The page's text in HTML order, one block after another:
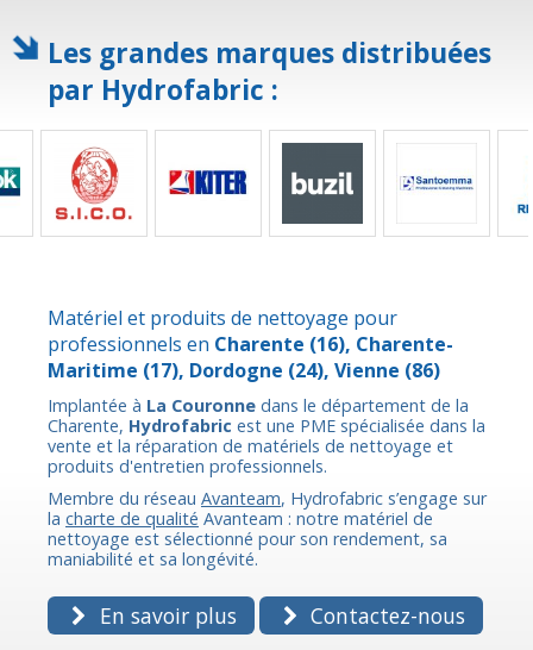
Les grandes marques distribuées
par Hydrofabric :
Matériel et produits de nettoyage pour
professionnels en Charente (16), Charente-
Maritime (17), Dordogne (24), Vienne (86)
Implantée à La Couronne dans le département de la
Charente, Hydrofabric est une PME spécialisée dans la
vente et la réparation de matériels de nettoyage et
produits d'entretien professionnels.
Membre du réseau Avanteam, Hydrofabric s’engage sur
la charte de qualité Avanteam : notre matériel de
nettoyage est sélectionné pour son rendement, sa
maniabilité et sa longévité.
En savoir plus Contactez-nous